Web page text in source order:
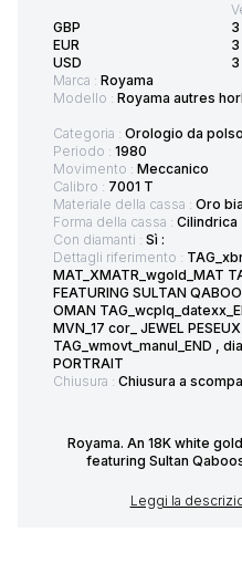
GBP
EUR
USD
3
3
3
Marca : Royama
Modello : Royama autres
Categoria : Orologio da polso
Periodo : 1980
Movimento : Meccanico
Calibro : 7001 T
Materiale della cassa : Oro
Forma della cassa : Cilindrica
Con diamanti : Sì :
Dettagli riferimento :
MAT_XMATR_wgold_MAT
FEATURING SULTAN
OMAN
MVN_17 cor_ JEWEL
TAG_wmovt_manul_END ,
PORTRAIT
Chiusura : Chiusura a
Royama. An 18K white
featuring Sultan
Leggi la